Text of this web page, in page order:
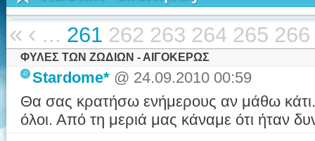
« ‹ ... 261 262 263 264 265 266
ΦΥΛΕΣ ΤΩΝ ΖΩΔΙΩΝ - ΑΙΓΟΚΕΡΩΣ
Stardome* @ 24.09.2010 00:59
Θα σας κρατήσω ενήμερους αν μάθω
όλοι. Από τη μεριά μας κάναμε ότι ήταν